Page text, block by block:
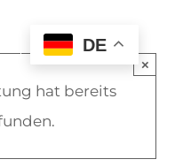
DE
hat bereits
×